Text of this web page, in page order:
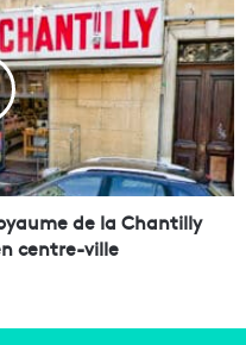
de la Chantilly
centre-ville